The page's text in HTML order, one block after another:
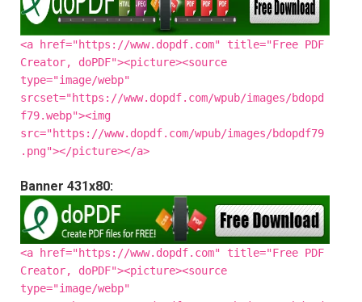
<a href="https://www.dopdf.com" title="Free PDF
Creator, doPDF"><picture><source
type="image/webp"
srcset="https://www.dopdf.com/wpub/images/bdopd
f79.webp"><img
src="https://www.dopdf.com/wpub/images/bdopdf79
.png"></picture></a>
Banner 431x80:
<a href="https://www.dopdf.com" title="Free PDF
Creator, doPDF"><picture><source
type="image/webp"